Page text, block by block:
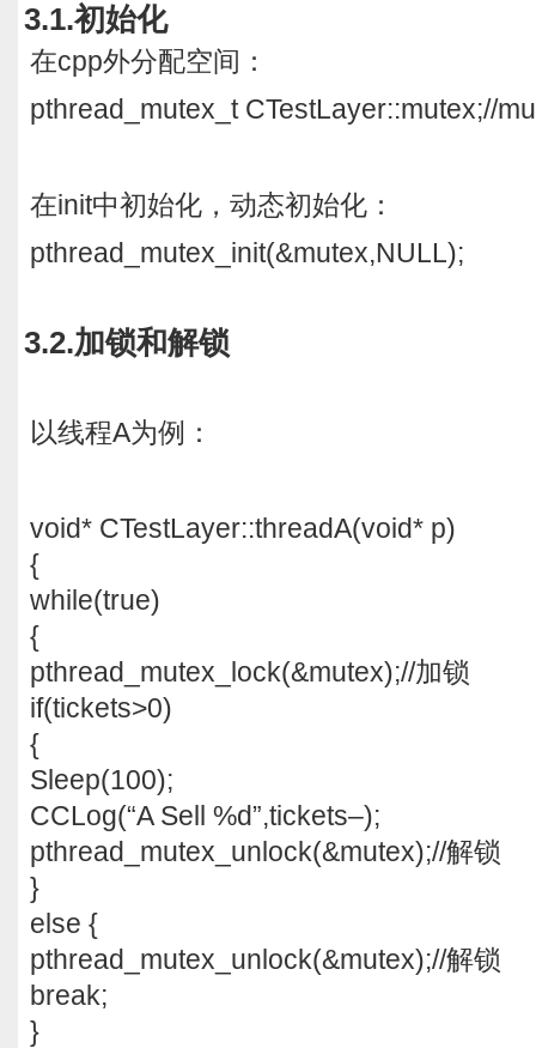
3.1.初始化
在cpp外分配空间：
pthread_mutex_t CTestLayer::mutex;//
在init中初始化，动态初始化：
pthread_mutex_init(&mutex,NULL);
3.2.加锁和解锁
以线程A为例：
void* CTestLayer::threadA(void* p)
{
while(true)
{
pthread_mutex_lock(&mutex);//加锁
if(tickets>0)
{
Sleep(100);
CCLog(“A Sell %d”,tickets–);
pthread_mutex_unlock(&mutex);//解锁
}
else {
pthread_mutex_unlock(&mutex);//解锁
break;
}